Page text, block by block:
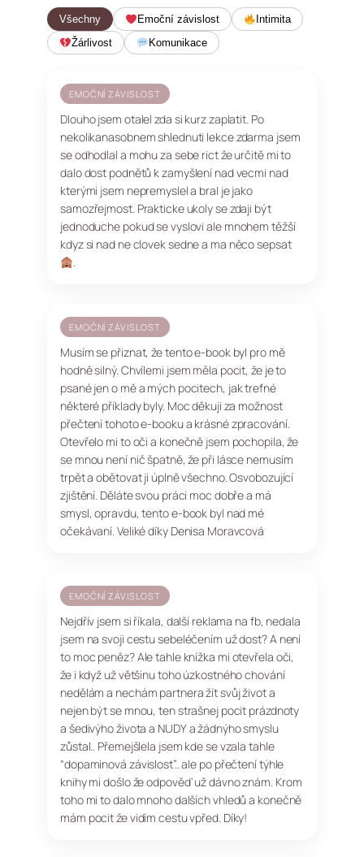
Všechny Emoční závislost
Intimita
Žárlivost
Komunikace
EMOČNÍ ZÁVISLOST
Dlouho jsem otalel zda si kurz zaplatit. Po
nekolikanasobnem shlednuti lekce zdarma jsem
se odhodlal a mohu za sebe rict že určitě mi to
dalo dost podnětů k zamyšlení nad vecmi nad
kterými jsem nepremyslel a bral je jako
samozřejmost. Prakticke ukoly se zdaji být
jednoduche pokud se vyslovi ale mnohem těžší
kdyz si nad ne clovek sedne a ma něco sepsat
.
EMOČNÍ ZÁVISLOST
Musím se přiznat, že tento e-book byl pro mě
hodně silný. Chvílemi jsem měla pocit, že je to
psané jen o mě a mých pocitech, jak trefné
některé příklady byly. Moc děkuji za možnost
přečtení tohoto e-booku a krásné zpracování.
Otevřelo mi to oči a konečně jsem pochopila, že
se mnou není nič špatně, že při lásce nemusím
trpět a obětovat ji úplně všechno. Osvobozující
zjištění. Děláte svou práci moc dobře a má
smysl, opravdu, tento e-book byl nad mé
očekávaní. Veliké díky Denisa Moravcová
EMOČNÍ ZÁVISLOST
Nejdřív jsem si říkala, další reklama na fb, nedala
jsem na svoji cestu sebeléčením už dost? A není
to moc peněz? Ale tahle knížka mi otevřela oči,
že i když už většinu toho úzkostného chování
nedělám a nechám partnera žít svůj život a
nejen být se mnou, ten strašnej pocit prázdnoty
a šedivýho života a NUDY a žádnýho smyslu
zůstal.. Přemejšlela jsem kde se vzala tahle
“dopaminová závislost”.. ale po přečtení týhle
knihy mi došlo že odpověď už dávno znám. Krom
toho mi to dalo mnoho dalších vhledů a konečně
mám pocit že vidím cestu vpřed. Díky!